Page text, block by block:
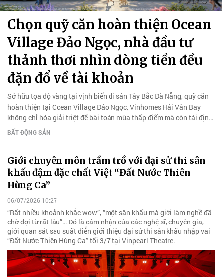
Chọn quỹ căn hoàn thiện Ocean
Village Đảo Ngọc, nhà đầu tư
thảnh thơi nhìn dòng tiền đều
đặn đổ về tài khoản
Sở hữu tọa độ vàng tại vịnh biển di sản Tây Bắc Đà Nẵng, quỹ căn
hoàn thiện tại Ocean Village Đảo Ngọc, Vinhomes Hải Vân Bay
không chỉ hóa giải triệt để bài toán mùa thấp điểm mà còn tái định
nghĩa chuẩn mực đầu tư bất động sản dòng tiền.
BẤT ĐỘNG SẢN
Giới chuyên môn trầm trồ với đại sử thi sân
khấu đậm đặc chất Việt “Đất Nước Thiên
Hùng Ca”
06/07/2026 10:27
“Rất nhiều khoảnh khắc wow”, “một sân khấu mà giới làm nghề đã
chờ đợi từ rất lâu”… Đó là cảm nhận của các nghệ sĩ, chuyên gia,
giới quan sát sau suất diễn giới thiệu đại sử thi sân khấu nhập vai
“Đất Nước Thiên Hùng Ca” tối 3/7 tại Vinpearl Theatre.